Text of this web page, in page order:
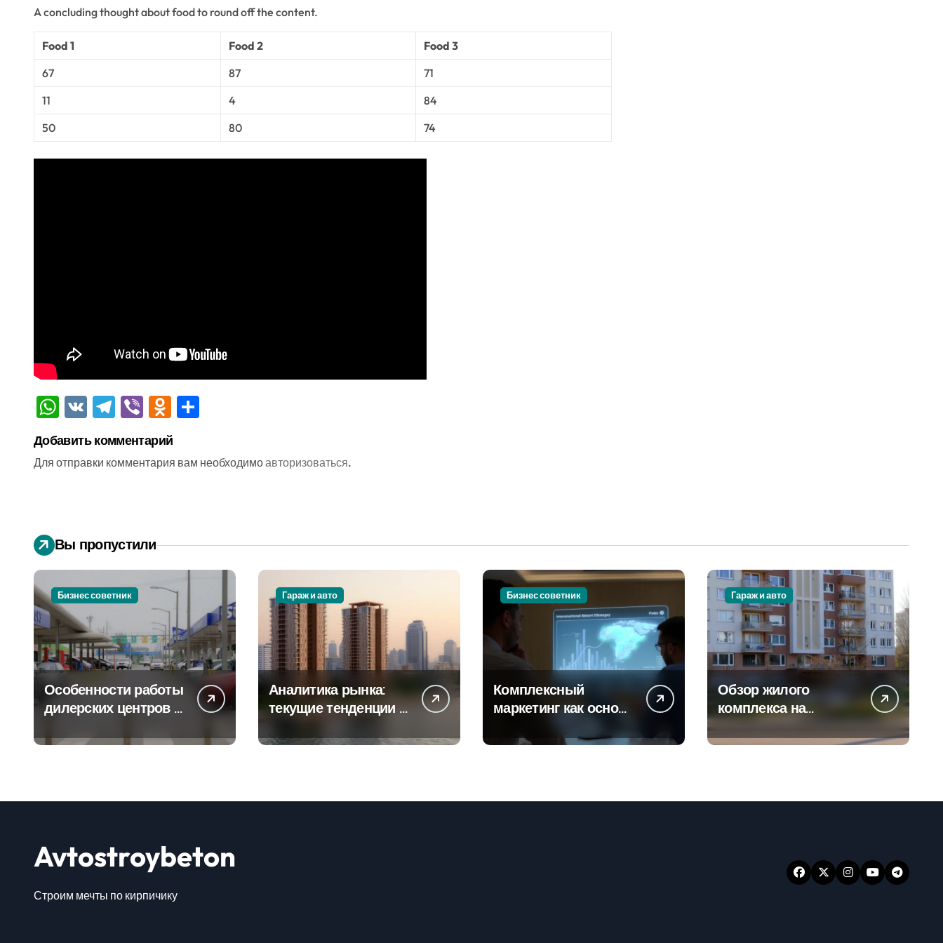
A concluding thought about food to round off the content.
Food 1 Food 2
Food 3
67
87
71
11
4
84
50
80 74
WhatsApp
VK Telegram
ViberOdnoklassniki
Добавить комментарий
Для отправки комментария вам необходимоавторизоваться.
Вы пропустили
Бизнес советник
Особенности работы
дилерских центров и
на крупных
Гараж и авто
Аналитика рынка:
текущие тенденции в
новостроек и
Бизнес советник
Комплексный
маркетинг как основа
стратегии
Гараж и авто
Обзор жилого
комплекса на
24
Avtostroybeton
Строим мечты по кирпичику